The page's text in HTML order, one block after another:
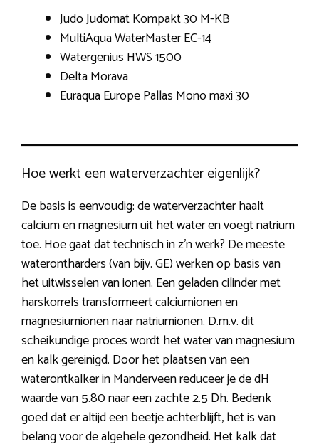
Judo Judomat Kompakt 30 M-KB
MultiAqua WaterMaster EC-14
Watergenius HWS 1500
Delta Morava
Euraqua Europe Pallas Mono maxi 30
Hoe werkt een waterverzachter eigenlijk?
De basis is eenvoudig: de waterverzachter haalt
calcium en magnesium uit het water en voegt natrium
toe. Hoe gaat dat technisch in z’n werk? De meeste
waterontharders (van bijv. GE) werken op basis van
het uitwisselen van ionen. Een geladen cilinder met
harskorrels transformeert calciumionen en
magnesiumionen naar natriumionen. D.m.v. dit
scheikundige proces wordt het water van magnesium
en kalk gereinigd. Door het plaatsen van een
waterontkalker in Manderveen reduceer je de dH
waarde van 5.80 naar een zachte 2.5 Dh. Bedenk
goed dat er altijd een beetje achterblijft, het is van
belang voor de algehele gezondheid. Het kalk dat